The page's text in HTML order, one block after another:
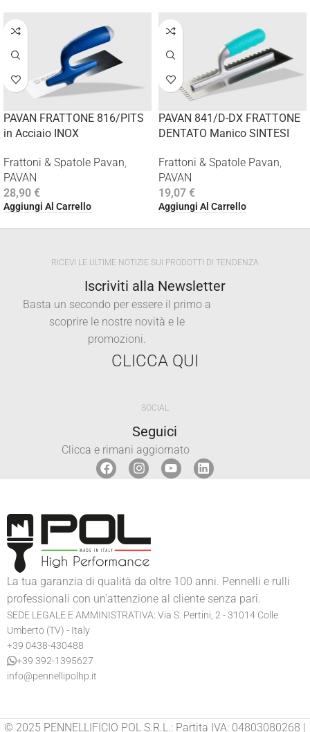
PAVAN FRATTONE 816/PITS
in Acciaio INOX
Frattoni & Spatole Pavan,
PAVAN
28,90 €
Aggiungi Al Carrello
PAVAN 841/D-DX FRATTONE
DENTATO Manico SINTESI
Frattoni & Spatole Pavan,
PAVAN
19,07 €
Aggiungi Al Carrello
RICEVI LE ULTIME NOTIZIE SUI PRODOTTI DI TENDENZA
Iscriviti alla Newsletter
Basta un secondo per essere il primo a
scoprire le nostre novità e le
promozioni.
CLICCA QUI
SOCIAL
Seguici
Clicca e rimani aggiornato
La tua garanzia di qualità da oltre 100 anni. Pennelli e rulli
professionali con un'attenzione al cliente senza pari.
SEDE LEGALE E AMMINISTRATIVA: Via S. Pertini, 2 - 31014 Colle
Umberto (TV) - Italy
+39 0438-430488
+39 392-1395627
info@pennellipolhp.it
© 2025 PENNELLIFICIO POL S.R.L.: Partita IVA: 04803080268 |